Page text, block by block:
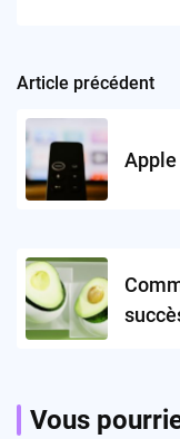
Post
navigation
Article précédent
Apple
Vous